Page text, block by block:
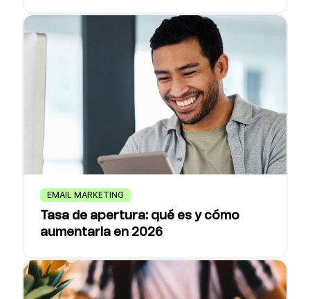
EMAIL MARKETING
Tasa de apertura: qué es y cómo
aumentarla en 2026